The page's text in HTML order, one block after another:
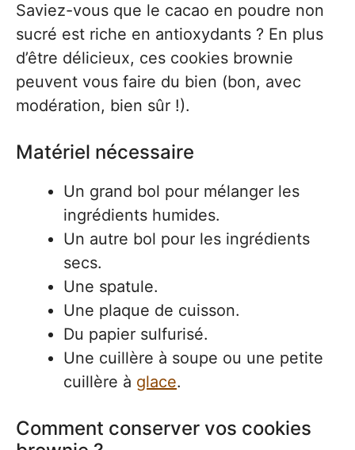
Saviez-vous que le cacao en poudre non
sucré est riche en antioxydants ? En plus
d’être délicieux, ces cookies brownie
peuvent vous faire du bien (bon, avec
modération, bien sûr !).
Matériel nécessaire
Un grand bol pour mélanger les
ingrédients humides.
Un autre bol pour les ingrédients
secs.
Une spatule.
Une plaque de cuisson.
Du papier sulfurisé.
Une cuillère à soupe ou une petite
cuillère à glace.
Comment conserver vos cookies